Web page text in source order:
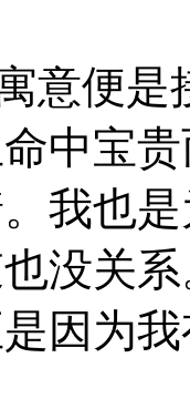
意便是
中宝
我也
没关
因为